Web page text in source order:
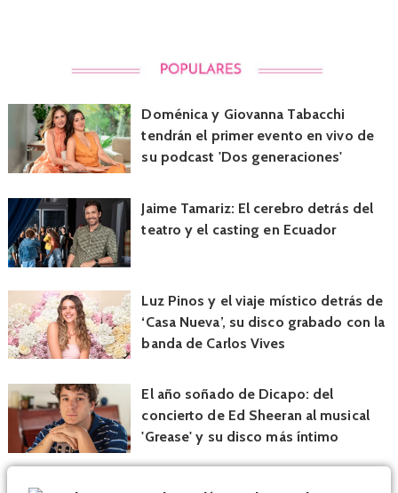
Doménica y Giovanna Tabacchi
tendrán el primer evento en vivo de
su podcast 'Dos generaciones'
Jaime Tamariz: El cerebro detrás del
teatro y el casting en Ecuador
Luz Pinos y el viaje místico detrás de
‘Casa Nueva’, su disco grabado con la
banda de Carlos Vives
El año soñado de Dicapo: del
concierto de Ed Sheeran al musical
'Grease' y su disco más íntimo